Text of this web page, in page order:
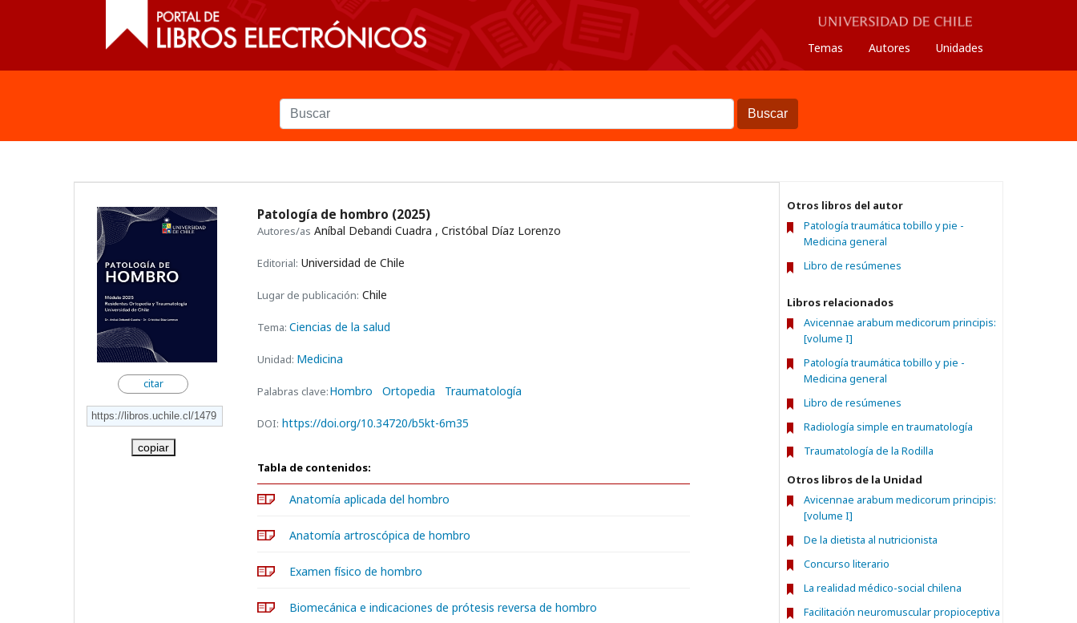
Temas Autores Unidades
Buscar
citar
copiar
Patología de hombro (2025)
Autores/as Aníbal Debandi Cuadra , Cristóbal Díaz Lorenzo
Editorial: Universidad de Chile
Lugar de publicación: Chile
Tema: Ciencias de la salud
Unidad: Medicina
Palabras clave:Hombro Ortopedia Traumatología
DOI: https://doi.org/10.34720/b5kt-6m35
Tabla de contenidos:
Anatomía aplicada del hombro
Anatomía artroscópica de hombro
Examen físico de hombro
Biomecánica e indicaciones de prótesis reversa de hombro
Otros libros del autor
Patología traumática tobillo y pie -
Medicina general
Libro de resúmenes
Libros relacionados
Avicennae arabum medicorum principis:
[volume I]
Patología traumática tobillo y pie -
Medicina general
Libro de resúmenes
Radiología simple en traumatología
Traumatología de la Rodilla
Otros libros de la Unidad
Avicennae arabum medicorum principis:
[volume I]
De la dietista al nutricionista
Concurso literario
La realidad médico-social chilena
Facilitación neuromuscular propioceptiva